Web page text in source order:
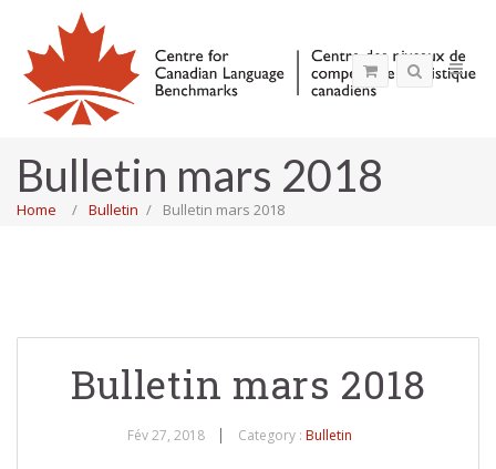
Bulletin mars 2018
Home Bulletin Bulletin mars 2018
Bulletin mars 2018
Fév 27, 2018 Category : Bulletin